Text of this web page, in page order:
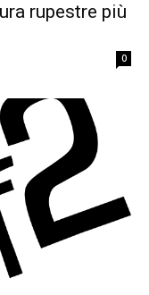
rupestre più
0